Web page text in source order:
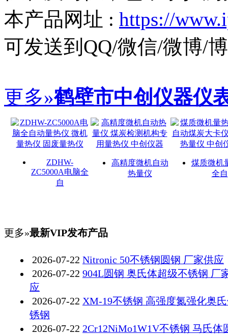
本产品网址 : https://
可发送到QQ/微信/微博/
更多»鹤壁市中创仪器仪
ZDHW-
ZC5000A电脑全
自
高精度微机自动
热量仪
煤质微机
全自
更多»最新VIP发布产品
2026-07-22 Nitronic 50不锈钢圆钢 厂家供应
2026-07-22 904L圆钢 奥氏体超级不锈钢 厂
应
2026-07-22 XM-19不锈钢 高强度氮强化奥
锈钢
2026-07-22 2Cr12NiMo1W1V不锈钢 马氏体